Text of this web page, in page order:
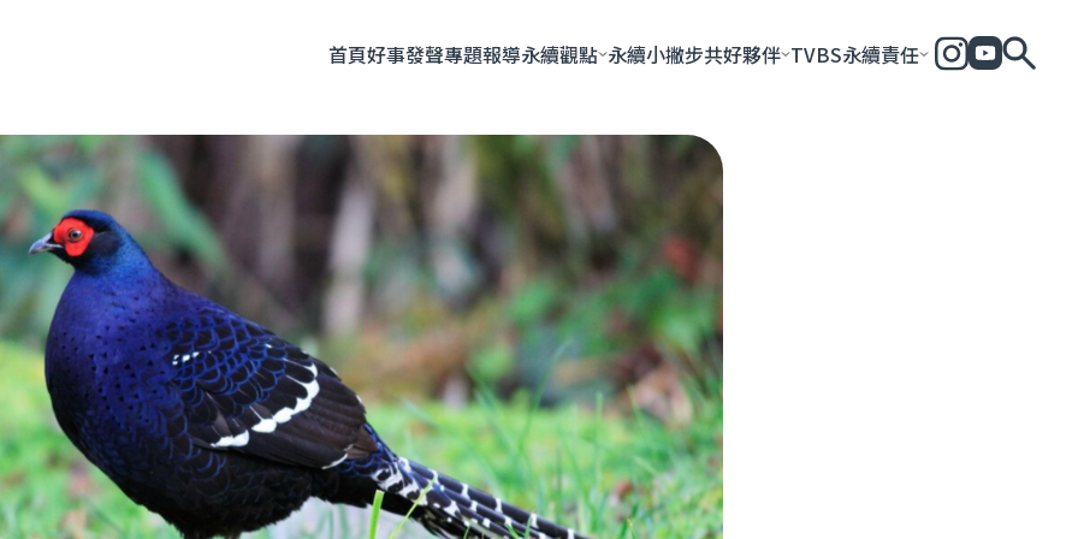
首頁好事發聲專題報導永續觀點 永續小撇步共好夥伴 TVBS永續責任
企劃 人物專訪 友善飲食 時尚美妝 永續生活 共好社會 永續加
全部 永續企業 永續城市
全部 永續影響力報告